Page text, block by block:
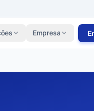
Empresa
A nossa história e equipa